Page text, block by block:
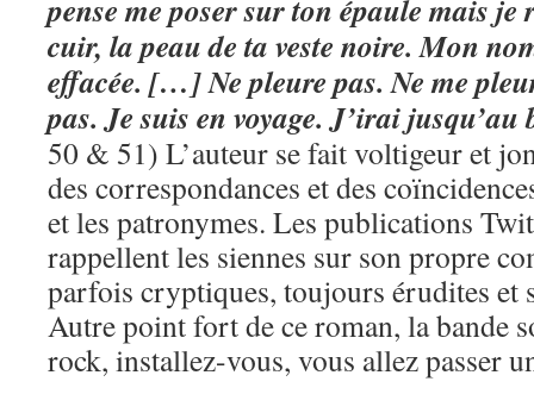
pense me poser sur ton épaule mais je
cuir, la peau de ta veste noire. Mon
effacée. […] Ne pleure pas. Ne me
pas. Je suis en voyage. J’irai
50 & 51) L’auteur se fait voltigeur et
des correspondances et des
et les patronymes. Les publications
rappellent les siennes sur son propre
parfois cryptiques, toujours érudites et
Autre point fort de ce roman, la bande
rock, installez-vous, vous allez passer